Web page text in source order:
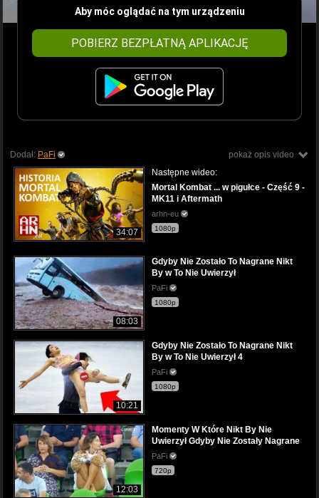
Aby móc oglądać na tym urządzeniu
POBIERZ BEZPŁATNĄ APLIKACJĘ
pokaż opis video
Dodał: PaFi
34:07
Następne wideo:
Mortal Kombat ... w pigułce - Część 9 -
MK11 i Aftermath
arhn-eu
1080p
08:03
Gdyby Nie Zostało To Nagrane Nikt
By w To Nie Uwierzył
PaFi
1080p
10:21
Gdyby Nie Zostało To Nagrane Nikt
By w To Nie Uwierzył 4
PaFi
1080p
12:03
Momenty W Które Nikt By Nie
Uwierzył Gdyby Nie Zostały Nagrane
PaFi
720p